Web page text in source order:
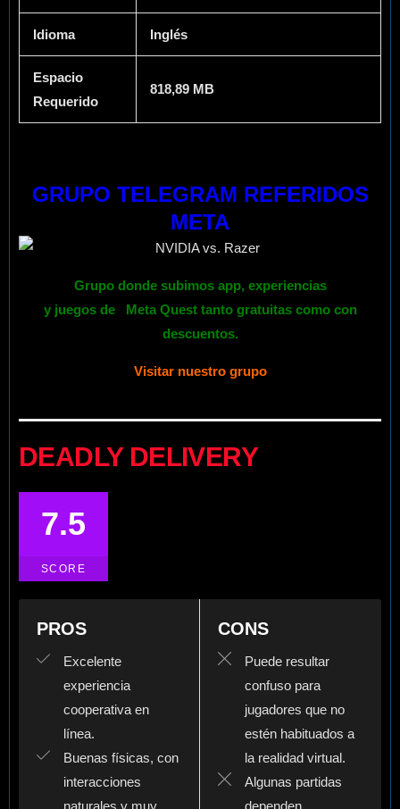
Idioma Inglés
Espacio
Requerido
818,89 MB
GRUPO TELEGRAM REFERIDOS
META
Grupo donde subimos app, experiencias
y juegosde Meta Questtanto gratuitas como con
descuentos.
Visitar nuestro grupo
DEADLY DELIVERY
7.5
SCORE
PROS
Excelente
experiencia
cooperativa en
línea.
Buenas físicas, con
interacciones
CONS
Puede resultar
confuso para
jugadores que no
estén habituados a
la realidad virtual.
Algunas partidas